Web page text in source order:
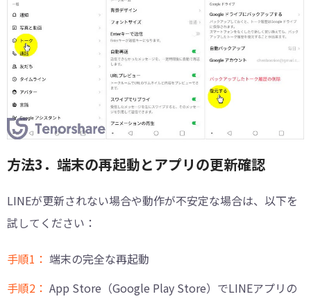
方法3．端末の再起動とアプリの更新確認
LINEが更新されない場合や動作が不安定な場合は、以下を
試してください：
手順1： 端末の完全な再起動
手順2： App Store（Google Play Store）でLINEアプリの